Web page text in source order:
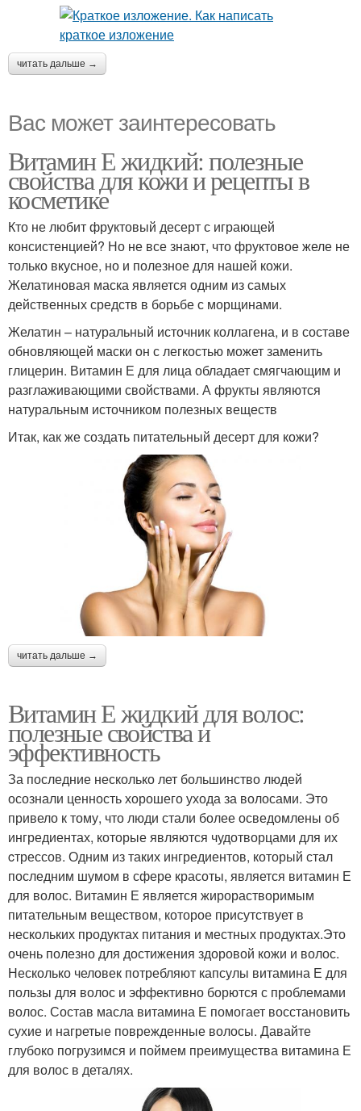
читать дальше →
Вас может заинтересовать
Витамин Е жидкий: полезные
свойства для кожи и рецепты в
косметике
Кто не любит фруктовый десерт с играющей
консистенцией? Но не все знают, что фруктовое желе не
только вкусное, но и полезное для нашей кожи.
Желатиновая маска является одним из самых
действенных средств в борьбе с морщинами.
Желатин – натуральный источник коллагена, и в составе
обновляющей маски он с легкостью может заменить
глицерин. Витамин Е для лица обладает смягчающим и
разглаживающими свойствами. А фрукты являются
натуральным источником полезных веществ
Итак, как же создать питательный десерт для кожи?
читать дальше →
Витамин Е жидкий для волос:
полезные свойства и
эффективность
За последние несколько лет большинство людей
осознали ценность хорошего ухода за волосами. Это
привело к тому, что люди стали более осведомлены об
ингредиентах, которые являются чудотворцами для их
cтрессов. Одним из таких ингредиентов, который стал
последним шумом в сфере красоты, является витамин Е
для волос. Витамин Е является жирорастворимым
питательным веществом, которое присутствует в
нескольких продуктах питания и местных продуктах.Это
очень полезно для достижения здоровой кожи и волос.
Несколько человек потребляют капсулы витамина Е для
пользы для волос и эффективно борются с проблемами
волос. Состав масла витамина Е помогает восстановить
сухие и нагретые поврежденные волосы. Давайте
глубоко погрузимся и поймем преимущества витамина Е
для волос в деталях.